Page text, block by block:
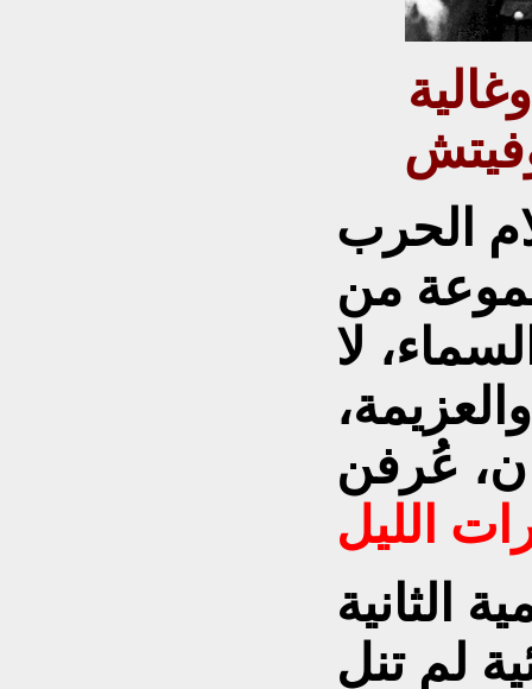
الحرب
من
لا
عُرفن
الليل
الثانية
لم تنل